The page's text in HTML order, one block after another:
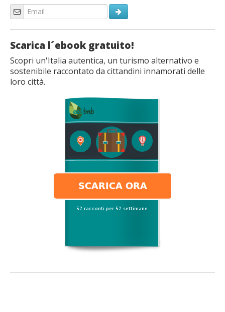
Scarica l´ebook gratuito!
Scopri un'Italia autentica, un turismo alternativo e
sostenibile raccontato da cittandini innamorati delle
loro città.